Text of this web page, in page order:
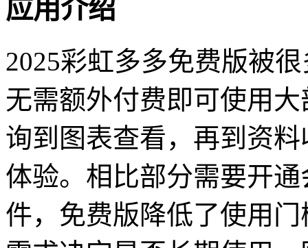
应用介绍
2025彩虹多多免费版被
无需额外付费即可使用
询到图表查看，再到资
体验。相比部分需要开
件，免费版降低了使用